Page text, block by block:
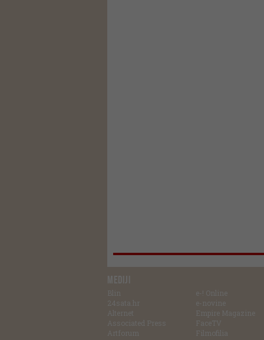
MEDIJI
Blin
24sata.hr
Alternet
Associated Press
Artforum
e-! Online
e-novine
Empire Magazine
FaceTV
Filmofilia